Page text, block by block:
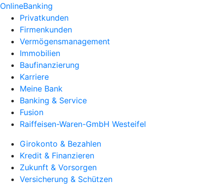
OnlineBanking
Privatkunden
Firmenkunden
Vermögensmanagement
Immobilien
Baufinanzierung
Karriere
Meine Bank
Banking & Service
Fusion
Raiffeisen-Waren-GmbH Westeifel
Girokonto & Bezahlen
Kredit & Finanzieren
Zukunft & Vorsorgen
Versicherung & Schützen